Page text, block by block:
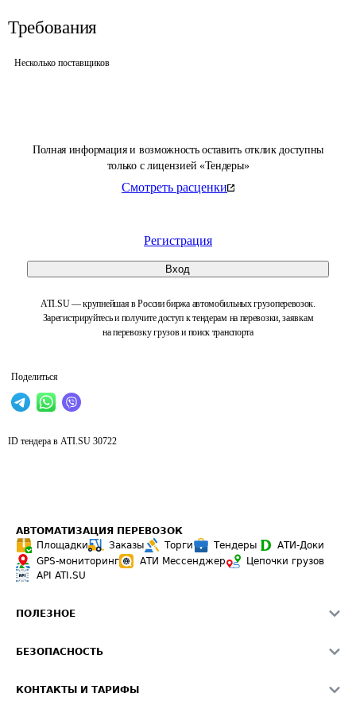
Полная информация и возможность оставить отклик доступны
только с лицензией «Тендеры»
Смотреть расценки
Регистрация
Вход
ATI.SU — крупнейшая в России биржа автомобильных грузоперевозок.
Зарегистрируйтесь и получите доступ к тендерам на перевозки, заявкам
на перевозку грузов и поиск транспорта
Поделиться
Требования
Несколько поставщиков
ID тендера в ATI.SU 30722
АВТОМАТИЗАЦИЯ ПЕРЕВОЗОК
Площадки
Заказы Торги Тендеры
АТИ-Доки
GPS-мониторинг
АТИ Мессенджер
Цепочки грузов
API ATI.SU
ПОЛЕЗНОЕ
Звезды ATI.SU на вашем сайте
БЕЗОПАСНОСТЬ
КОНТАКТЫ И ТАРИФЫ